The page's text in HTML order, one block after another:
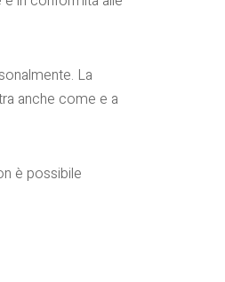
La
anche come e a
è possibile